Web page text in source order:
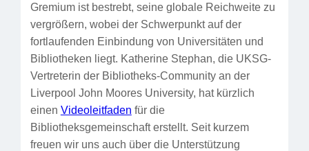
Gremium ist bestrebt, seine globale Reichweite zu
vergrößern, wobei der Schwerpunkt auf der
fortlaufenden Einbindung von Universitäten und
Bibliotheken liegt. Katherine Stephan, die UKSG-
Vertreterin der Bibliotheks-Community an der
Liverpool John Moores University, hat kürzlich
einen Videoleitfaden für die
Bibliotheksgemeinschaft erstellt. Seit kurzem
freuen wir uns auch über die Unterstützung